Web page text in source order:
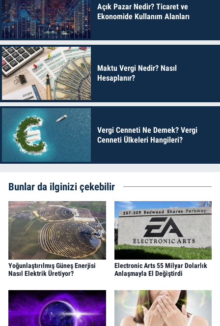
Açık Pazar Nedir? Ticaret ve
Ekonomide Kullanım Alanları
Maktu Vergi Nedir? Nasıl
Hesaplanır?
Vergi Cenneti Ne Demek? Vergi
Cenneti Ülkeleri Hangileri?
Bunlar da ilginizi çekebilir
Yoğunlaştırılmış Güneş Enerjisi
Nasıl Elektrik Üretiyor?
Electronic Arts 55 Milyar Dolarlık
Anlaşmayla El Değiştirdi